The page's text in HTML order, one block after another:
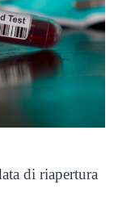
di riapertura